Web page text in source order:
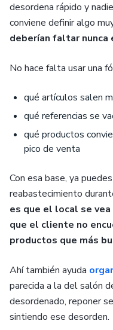
desordena rápido y
conviene definir algo
deberían faltar nunca
No hace falta usar una
qué artículos salen
qué referencias se
qué productos
pico de venta
Con esa base, ya
reabastecimiento
es que el local se
que el cliente no
productos que más
Ahí también ayuda
parecida a la del salón
desordenado, reponer
sintiendo ese desorden.